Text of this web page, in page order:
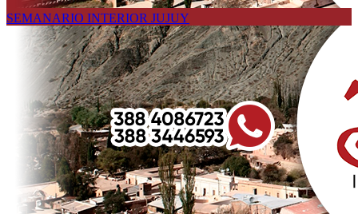
SEMANARIO INTERIOR JUJUY